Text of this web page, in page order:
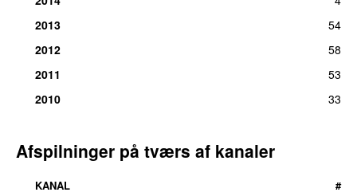
2013
54
2012
58
2011
53
2010
33
Afspilninger på tværs af kanaler
KANAL #